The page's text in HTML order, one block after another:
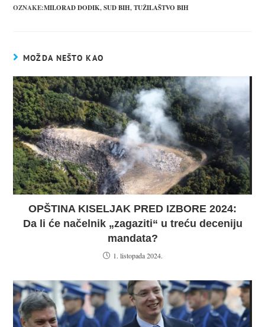
OZNAKE:MILORAD DODIK, SUD BIH, TUŽILAŠTVO BIH
MOŽDA NEŠTO KAO
OPŠTINA KISELJAK PRED IZBORE 2024:
Da li će načelnik „zagaziti“ u treću deceniju
mandata?
1. listopada 2024.